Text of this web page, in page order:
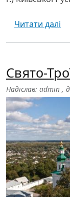
Читати далі
Свято-
Надіслав: admin ,